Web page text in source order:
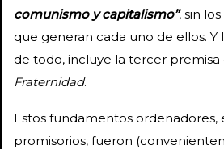
comunismo y capitalismo”, sin
que generan cada uno de ellos.
de todo, incluye la tercer premisa
Fraternidad.
Estos fundamentos ordenadores,
promisorios, fueron